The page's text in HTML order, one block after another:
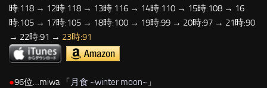
時:118 → 12時:118 → 13時:116 → 14時:110 → 15時:108 → 16
時:105 → 17時:105 → 18時:100 → 19時:99 → 20時:97 → 21時:90
→ 22時:91 → 23時:91
●96位…miwa 「月食 ~winter moon~ 」